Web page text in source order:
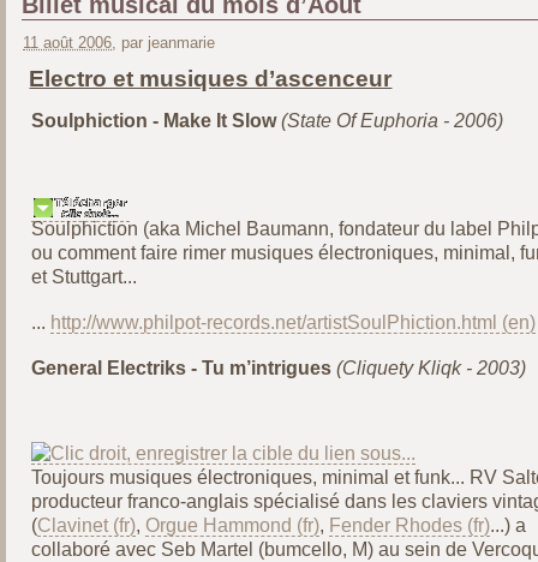
11 août 2006, par jeanmarie
Electro et musiques d’ascenceur
Soulphiction - Make It Slow (State Of Euphoria - 2006)
Soulphiction (aka Michel Baumann, fondateur du label
ou comment faire rimer musiques électroniques, minimal,
et Stuttgart...
... http://www.philpot-records.net/artistSoulPhiction.html
General Electriks - Tu m’intrigues (Cliquety Kliqk - 2003)
Toujours musiques électroniques, minimal et funk... RV
producteur franco-anglais spécialisé dans les claviers
(Clavinet , Orgue Hammond , Fender Rhodes
...) a
collaboré avec Seb Martel (bumcello, M) au sein de